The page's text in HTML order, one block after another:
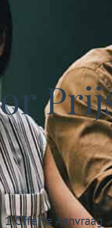
Offerte Aanvraag